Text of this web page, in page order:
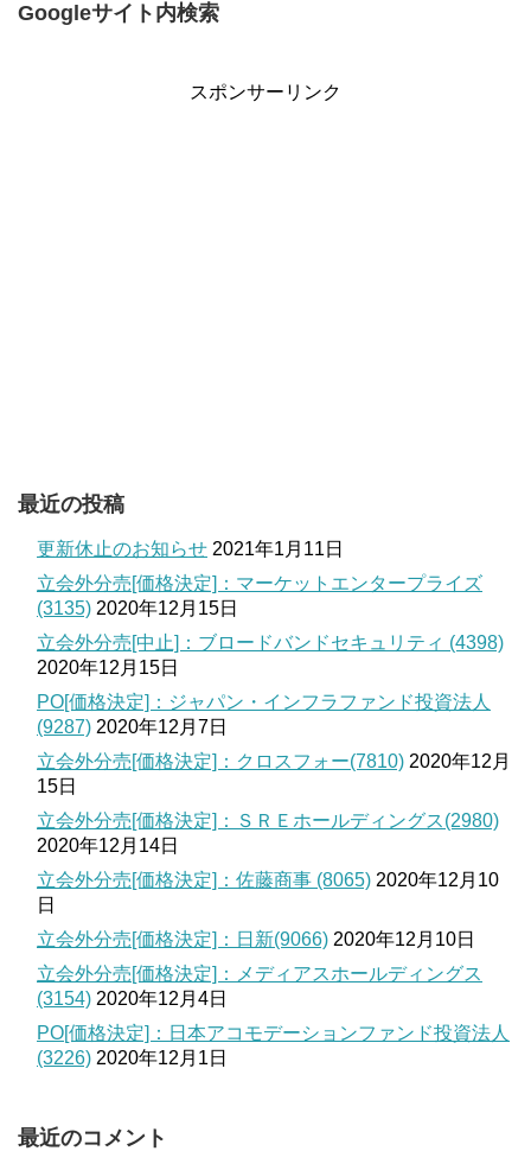
Googleサイト内検索
スポンサーリンク
最近の投稿
更新休止のお知らせ 2021年1月11日
立会外分売[価格決定]：マーケットエンタープライズ
(3135) 2020年12月15日
立会外分売[中止]：ブロードバンドセキュリティ (4398)
2020年12月15日
PO[価格決定]：ジャパン・インフラファンド投資法人
(9287) 2020年12月7日
立会外分売[価格決定]：クロスフォー(7810) 2020年12月
15日
立会外分売[価格決定]：ＳＲＥホールディングス(2980)
2020年12月14日
立会外分売[価格決定]：佐藤商事 (8065) 2020年12月10
日
立会外分売[価格決定]：日新(9066) 2020年12月10日
立会外分売[価格決定]：メディアスホールディングス
(3154) 2020年12月4日
PO[価格決定]：日本アコモデーションファンド投資法人
(3226) 2020年12月1日
最近のコメント